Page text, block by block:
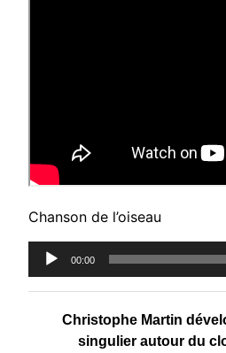
Chanson de l’oiseau
Lecteur
audio
00:00
Christophe Martin
singulier autour du